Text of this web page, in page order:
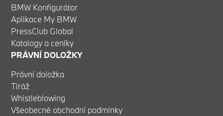
BMW Konfigurátor
Aplikace My BMW
PressClub Global
Katalogy a ceníky
PRÁVNÍ DOLOŽKY
Právní doložka
Tiráž
Whistleblowing
Všeobecné obchodní podmínky